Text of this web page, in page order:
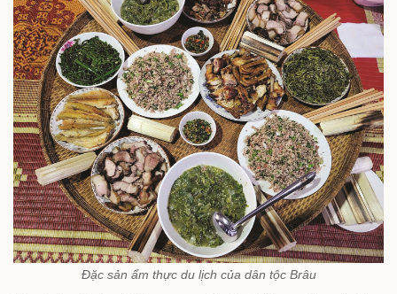
Đặc sản ẩm thực du lịch của dân tộc Brâu